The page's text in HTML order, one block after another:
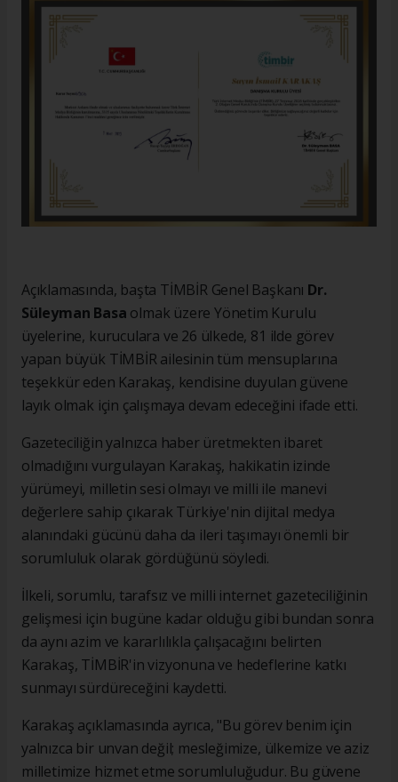
Açıklamasında, başta TİMBİR Genel Başkanı Dr.
Süleyman Basa olmak üzere Yönetim Kurulu
üyelerine, kuruculara ve 26 ülkede, 81 ilde görev
yapan büyük TİMBİR ailesinin tüm mensuplarına
teşekkür eden Karakaş, kendisine duyulan güvene
layık olmak için çalışmaya devam edeceğini ifade etti.
Gazeteciliğin yalnızca haber üretmekten ibaret
olmadığını vurgulayan Karakaş, hakikatin izinde
yürümeyi, milletin sesi olmayı ve milli ile manevi
değerlere sahip çıkarak Türkiye'nin dijital medya
alanındaki gücünü daha da ileri taşımayı önemli bir
sorumluluk olarak gördüğünü söyledi.
İlkeli, sorumlu, tarafsız ve milli internet gazeteciliğinin
gelişmesi için bugüne kadar olduğu gibi bundan sonra
da aynı azim ve kararlılıkla çalışacağını belirten
Karakaş, TİMBİR'in vizyonuna ve hedeflerine katkı
sunmayı sürdüreceğini kaydetti.
Karakaş açıklamasında ayrıca, "Bu görev benim için
yalnızca bir unvan değil; mesleğimize, ülkemize ve aziz
milletimize hizmet etme sorumluluğudur. Bu güvene